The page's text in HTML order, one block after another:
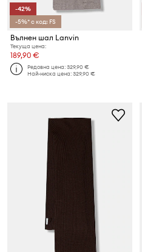
-42%
-5%* с код: FS
Вълнен шал Lanvin
Текуща цена:
189,90 €
Редовна цена:329,90 €
Най-ниска цена:329,90 €